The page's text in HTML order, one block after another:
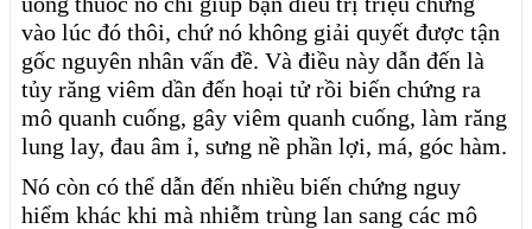
vào lúc đó thôi, chứ nó không giải quyết được tận
gốc nguyên nhân vấn đề. Và điều này dẫn đến là
tủy răng viêm dần đến hoại tử rồi biến chứng ra
mô quanh cuống, gây viêm quanh cuống, làm răng
lung lay, đau âm ỉ, sưng nề phần lợi, má, góc hàm.
Nó còn có thể dẫn đến nhiều biến chứng nguy
hiểm khác khi mà nhiễm trùng lan sang các mô